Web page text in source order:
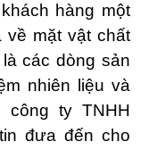
hàng một
về mặt vật chất
các dòng sản
nhiên liệu và
công ty TNHH
đưa đến cho